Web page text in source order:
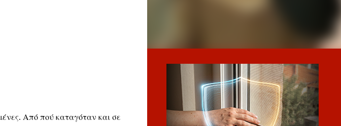
Από πού καταγόταν και σε